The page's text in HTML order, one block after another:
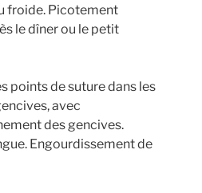
froide. Picotement
le dîner ou le petit
points de suture dans les
avec
des gencives.
Engourdissement de